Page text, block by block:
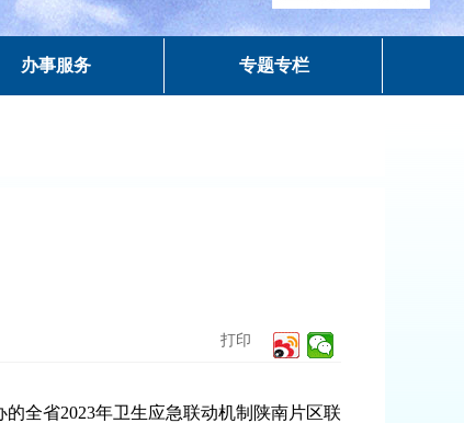
办事服务 专题专栏
打印
全省2023年卫生应急联动机制陕南片区联